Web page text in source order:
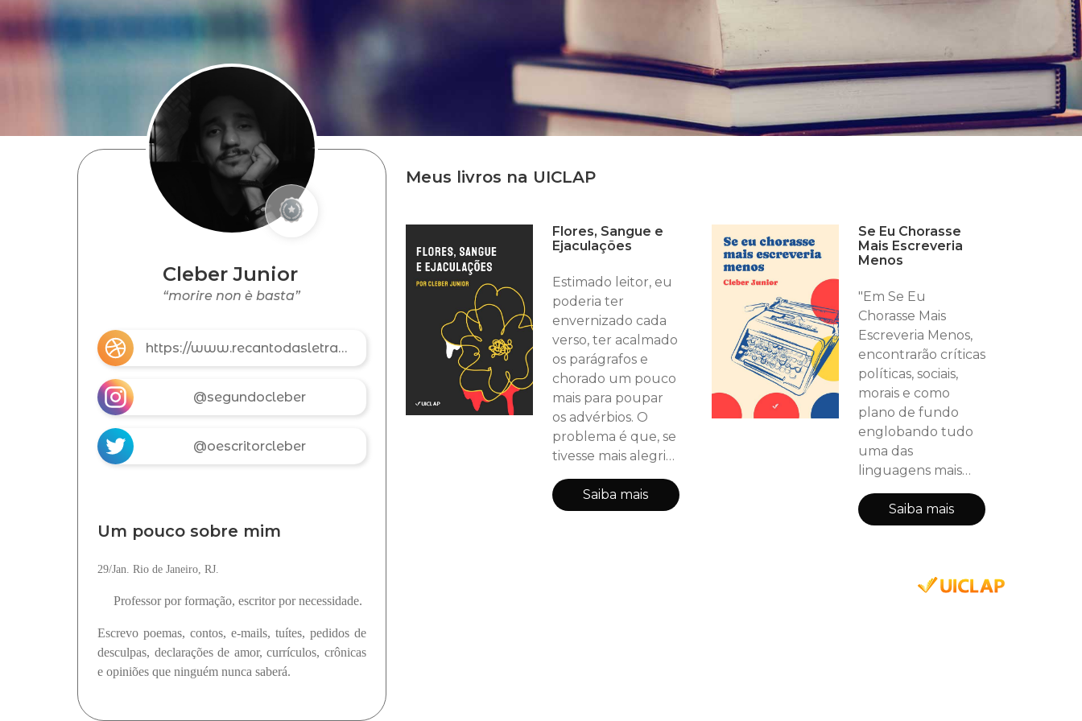
Cleber Junior
“morire non è basta”
https://www.recantodasletras.com.br/autores/cleberjunior
@segundocleber
@oescritorcleber
Um pouco sobre mim
29/Jan. Rio de Janeiro, RJ.
Professor por formação, escritor por necessidade.
Escrevo poemas, contos, e-mails, tuítes, pedidos de
desculpas, declarações de amor, currículos, crônicas
e opiniões que ninguém nunca saberá.
Meus livros na UICLAP
Flores, Sangue e
Ejaculações
Estimado leitor, eu
poderia ter
envernizado cada
verso, ter acalmado
os parágrafos e
chorado um pouco
mais para poupar
os advérbios. O
problema é que, se
tivesse mais alegria
do que a própria
palavra, já não seria
eu nessas folhas.
Saiba mais
Se Eu Chorasse
Mais Escreveria
Menos
"Em Se Eu
Chorasse Mais
Escreveria Menos,
encontrarão críticas
políticas, sociais,
morais e como
plano de fundo
englobando tudo
uma das
linguagens mais
potentes: o amor. O
amor subversivo,
colérico, pacífico,
próprios demônios,
Saiba mais